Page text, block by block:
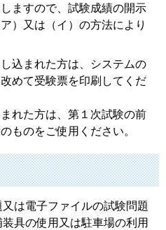
すので、試験成績の開示
）又は（イ）の方法により
込まれた方は、システムの
めて受験票を印刷してくだ
れた方は、第１次試験の前
ものをご使用ください。
は電子ファイルの試験問題
具の使用又は駐車場の利用